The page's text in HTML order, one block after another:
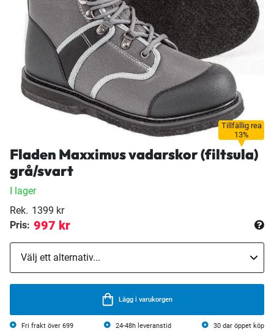
Tillfällig rea
13%
Fladen Maxximus vadarskor (filtsula)
grå/svart
I lager
Rek. 1399 kr
Pris: 997 kr
Lägg i varukorgen
Fri frakt över 699 24-48h leveranstid 30 dar öppet köp